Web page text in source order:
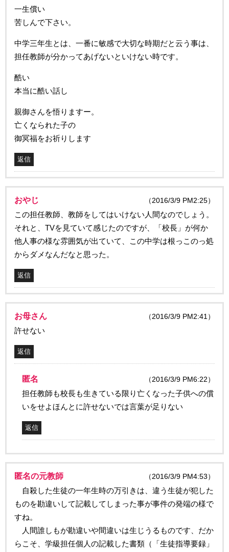
一生償い
苦しんで下さい。
中学三年生とは、一番に敏感で大切な時期だと云う事は、
担任教師が分かってあげないといけない時です。
酷い
本当に酷い話し
親御さんを悟りますー。
亡くなられた子の
御冥福をお祈りします
返信
おやじ （2016/3/9 PM2:25）
この担任教師、教師をしてはいけない人間なのでしょう。
それと、TVを見ていて感じたのですが、「校長」が何か
他人事の様な雰囲気が出ていて、この中学は根っこのっ処
からダメなんだなと思った。
返信
お母さん （2016/3/9 PM2:41）
許せない
返信
匿名 （2016/3/9 PM6:22）
担任教師も校長も生きている限り亡くなった子供への償
いをせよほんとに許せないでは言葉が足りない
返信
匿名の元教師 （2016/3/9 PM4:53）
自殺した生徒の一年生時の万引きは、違う生徒が犯した
ものを勘違いして記載してしまった事が事件の発端の様で
すね。
人間誰しもが勘違いや間違いは生じうるものです、だか
らこそ、学級担任個人の記載した書類（「生徒指導要録」